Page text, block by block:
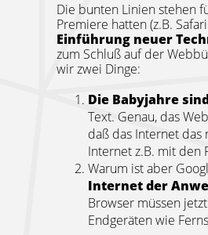
Die bunten Linien stehen
Premiere hatten (z.B.
Einführung neuer
zum Schluß auf der
wir zwei Dinge:
Die Babyjahre
Text. Genau, das
daß das Internet das
Internet z.B. mit den
Warum ist aber
Internet der
Browser müssen
Endgeräten wie